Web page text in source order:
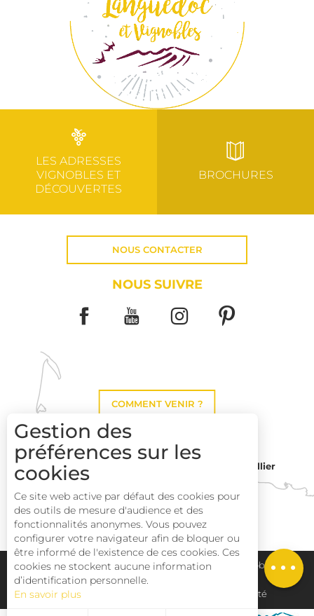
Description
LES ADRESSES
VIGNOBLES ET
DÉCOUVERTES
BROCHURES
NOUS CONTACTER
NOUS SUIVRE
COMMENT VENIR ?
Montpellier
Perpignan
Plan du site Pays Haut Languedoc et Vignobles
Mentions légales Déclaration d'accessibilité
Gestion des
préférences sur les
cookies
Ce site web active par défaut des cookies pour
des outils de mesure d'audience et des
fonctionnalités anonymes. Vous pouvez
configurer votre navigateur afin de bloquer ou
être informé de l'existence de ces cookies. Ces
cookies ne stockent aucune information
d’identification personnelle.
En savoir plus